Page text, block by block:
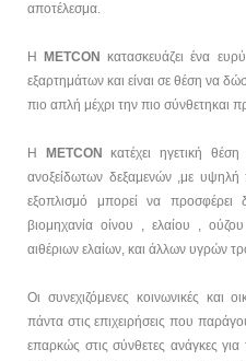
Επικοινωνία
Designed and Hosted by EPILOGI.net
αποτέλεσμα.
Η METCON
κατασκευάζει ένα
εξαρτημάτων και είναι σε θέση να
πιο απλή μέχρι την πιο σύνθετηκαι
H METCON
κατέχει ηγετική
ανοξείδωτων δεξαμενών ,με υψηλή
εξοπλισμό μπορεί να προσφέρει
βιομηχανία οίνου , ελαίου ,
αιθέριων ελαίων, και άλλων υγρών
Οι συνεχιζόμενες κοινωνικές και
πάντα στις επιχειρήσεις που
επαρκώς στις σύνθετες ανάγκες